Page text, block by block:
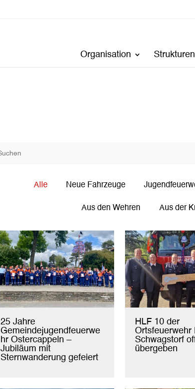
Organisation Strukturen
Alle Neue Fahrzeuge
Aus den Wehren Aus der
25 Jahre
Gemeindejugendfeuerwe
hr Ostercappeln –
Jubiläum mit
Sternwanderung gefeiert
HLF 10 der
Ortsfeuerwehr
Schwagstorf
übergeben